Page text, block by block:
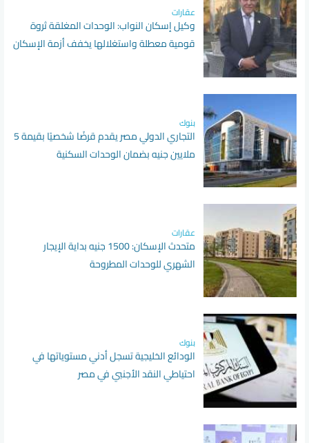
عقارات
وكيل إسكان النواب: الوحدات المغلقة ثروة
قومية معطلة واستغلالها يخفف أزمة الإسكان
بنوك
التجاري الدولي مصر يقدم قرضًا شخصيًا بقيمة 5
ملايين جنيه بضمان الوحدات السكنية
عقارات
متحدث الإسكان: 1500 جنيه بداية الإيجار
الشهري للوحدات المطروحة
بنوك
الودائع الخليجية تسجل أدني مستوياتها في
احتياطي النقد الأجنبي في مصر